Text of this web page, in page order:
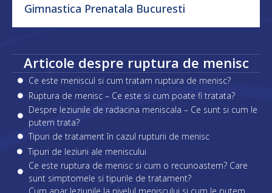
Gimnastica Prenatala Bucuresti
Articole despre ruptura de menisc
Ce este meniscul si cum tratam ruptura de menisc?
Ruptura de menisc – Ce este si cum poate fi tratata?
Despre leziunile de radacina meniscala – Ce sunt si cum le
putem trata?
Tipuri de tratament în cazul rupturii de menisc
Tipuri de leziuni ale meniscului
Ce este ruptura de menisc si cum o recunoastem? Care
sunt simptomele si tipurile de tratament?